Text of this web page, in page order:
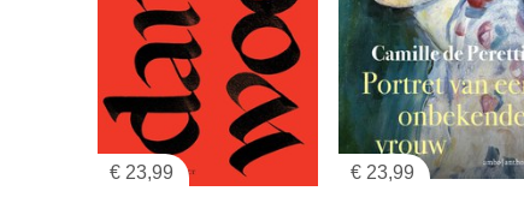
€23,99 €23,99